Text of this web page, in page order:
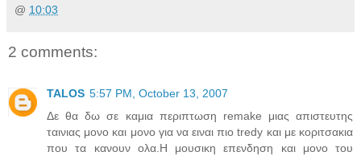
@ 10:03
2 comments:
TALOS 5:57 PM, October 13, 2007
Δε θα δω σε καμια περιπτωση remake μιας απιστευτης
ταινιας μονο και μονο για να ειναι πιο tredy και με κοριτσακια
που τα κανουν ολα.Η μουσικη επενδηση και μονο του